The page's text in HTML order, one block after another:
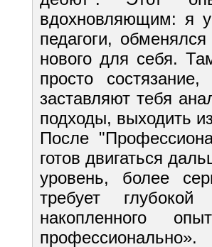
вдохновляющим: я
педагоги,
нового для себя.
просто
заставляют тебя
подходы, выходить
После
готов двигаться
уровень, более
требует
накопленного
профессионально».